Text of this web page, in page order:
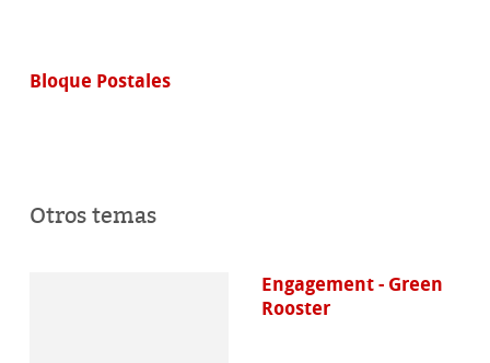
Bloque Postales
Otros temas
Engagement - Green
Rooster